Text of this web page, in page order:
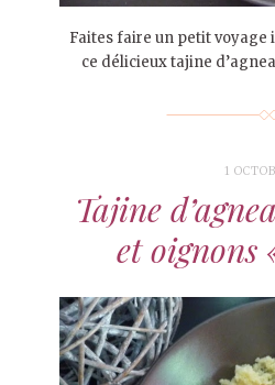
Faites faire un petit voyage
ce délicieux tajine
1
Tajine
et oignons